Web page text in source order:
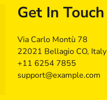
Get In Touch
Via Carlo Montù 78
22021 Bellagio CO, Italy
+11 6254 7855
support@example.com